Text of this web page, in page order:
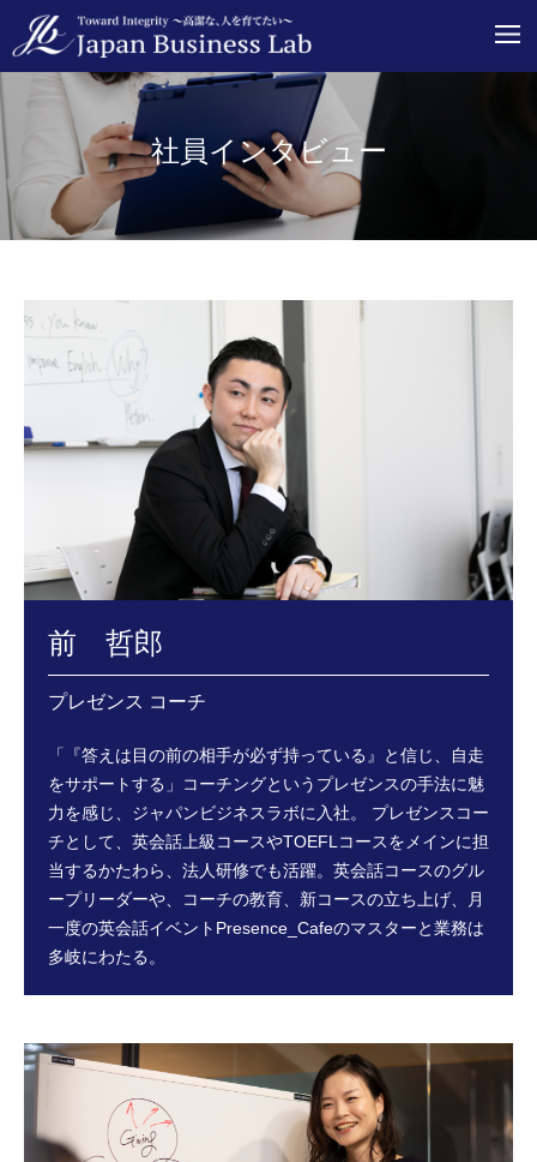
社員インタビュー
前 哲郎
プレゼンス コーチ
「『答えは目の前の相手が必ず持っている』と信じ、自走
をサポートする」コーチングというプレゼンスの手法に魅
力を感じ、ジャパンビジネスラボに入社。
プレゼンスコー
チとして、英会話上級コースやTOEFLコースをメインに担
当するかたわら、法人研修でも活躍。英会話コースのグル
ープリーダーや、コーチの教育、新コースの立ち上げ、月
一度の英会話イベントPresence_Cafeのマスターと業務は
多岐にわたる。